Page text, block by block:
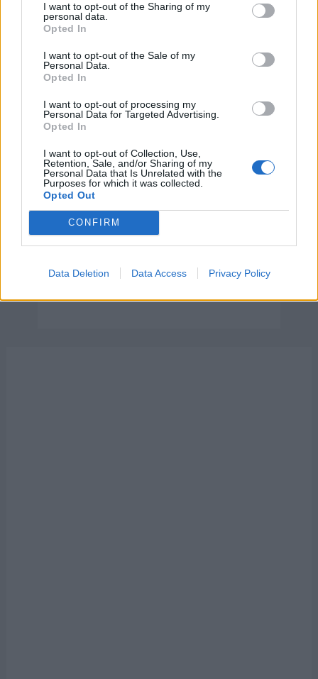
I want to opt-out of the Sharing of my
personal data.
Opted In
I want to opt-out of the Sale of my
Personal Data.
Opted In
I want to opt-out of processing my
Personal Data for Targeted Advertising.
Opted In
I want to opt-out of Collection, Use,
Retention, Sale, and/or Sharing of my
Personal Data that Is Unrelated with the
Purposes for which it was collected.
Opted Out
CONFIRM
Data Deletion Data Access Privacy Policy
Día Internacional de
Concienciación sobre las
Necesidades Especiales de
Desarrollo y los Desafíos de los
Países en Desarrollo sin Litoral
6 de agosto de 2026